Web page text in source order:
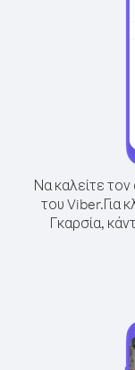
Να καλείτε
του Viber.Για
Γκαρσία,